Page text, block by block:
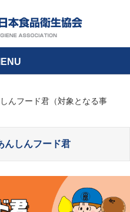
んフード君（対象となる事
んしんフード君